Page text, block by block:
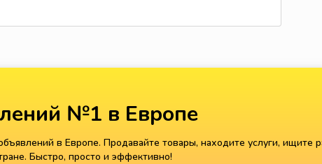
№1 в Европе
в Европе. Продавайте товары, находите услуги, ищите
Быстро, просто и эффективно!